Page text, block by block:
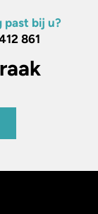
past bij u?
861